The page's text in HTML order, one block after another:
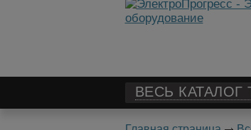
ВЕСЬ КАТАЛОГ